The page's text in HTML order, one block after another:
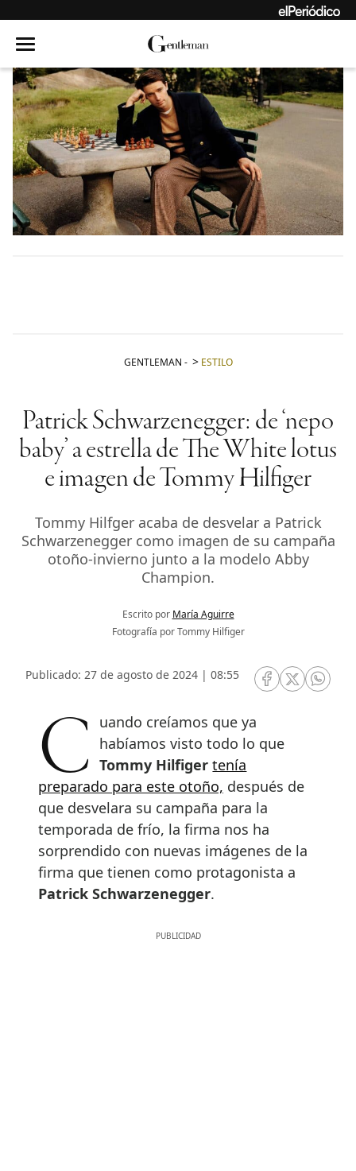
GENTLEMAN - ESTILO
Patrick Schwarzenegger: de ‘nepo
baby’ a estrella de The White lotus
e imagen de Tommy Hilfiger
Tommy Hilfger acaba de desvelar a Patrick
Schwarzenegger como imagen de su campaña
otoño-invierno junto a la modelo Abby
Champion.
Escrito por María Aguirre
Fotografía por Tommy Hilfiger
Publicado: 27 de agosto de 2024 | 08:55
RRSS Facebook
RRSSRRSS
Cuando creíamos que ya
habíamos visto todo lo que
Tommy Hilfiger tenía
preparado para este otoño, después de
que desvelara su campaña para la
temporada de frío, la firma nos ha
sorprendido con nuevas imágenes de la
firma que tienen como protagonista a
Patrick Schwarzenegger.